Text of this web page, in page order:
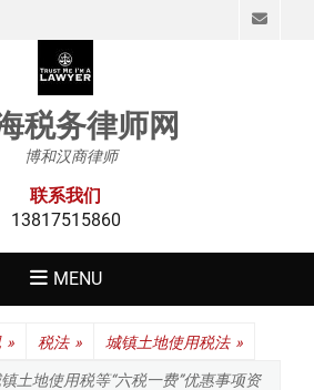
税务律师网
博和汉商律师
联系我们
13817515860
MENU
» 税法 » 城镇土地使用税法 »
土地使用税等“六税一费”优惠事项资